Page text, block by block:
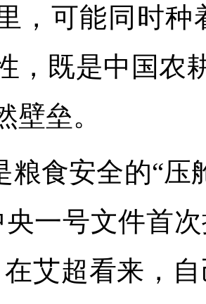
，可能同时种
，既是中国农
壁垒。
粮食安全的“压
央一号文件首
在艾超看来，